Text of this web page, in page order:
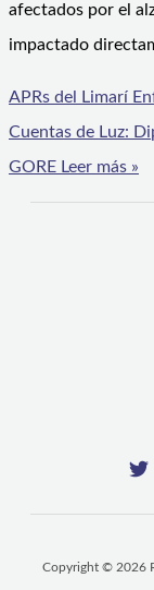
afectados por el
impactado
APRs del Limarí
Cuentas de Luz:
GORE Leer más »
Copyright © 2026